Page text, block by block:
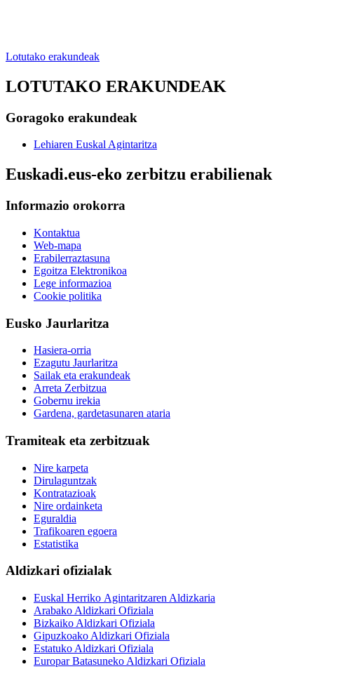
Lotutako erakundeak
LOTUTAKO ERAKUNDEAK
Goragoko erakundeak
Lehiaren Euskal Agintaritza
Euskadi.eus-eko zerbitzu erabilienak
Informazio orokorra
Kontaktua
Web-mapa
Erabilerraztasuna
Egoitza Elektronikoa
Lege informazioa
Cookie politika
Eusko Jaurlaritza
Hasiera-orria
Ezagutu Jaurlaritza
Sailak eta erakundeak
Arreta Zerbitzua
Gobernu irekia
Gardena, gardetasunaren ataria
Tramiteak eta zerbitzuak
Nire karpeta
Dirulaguntzak
Kontratazioak
Nire ordainketa
Eguraldia
Trafikoaren egoera
Estatistika
Aldizkari ofizialak
Euskal Herriko Agintaritzaren Aldizkaria
Arabako Aldizkari Ofiziala
Bizkaiko Aldizkari Ofiziala
Gipuzkoako Aldizkari Ofiziala
Estatuko Aldizkari Ofiziala
Europar Batasuneko Aldizkari Ofiziala